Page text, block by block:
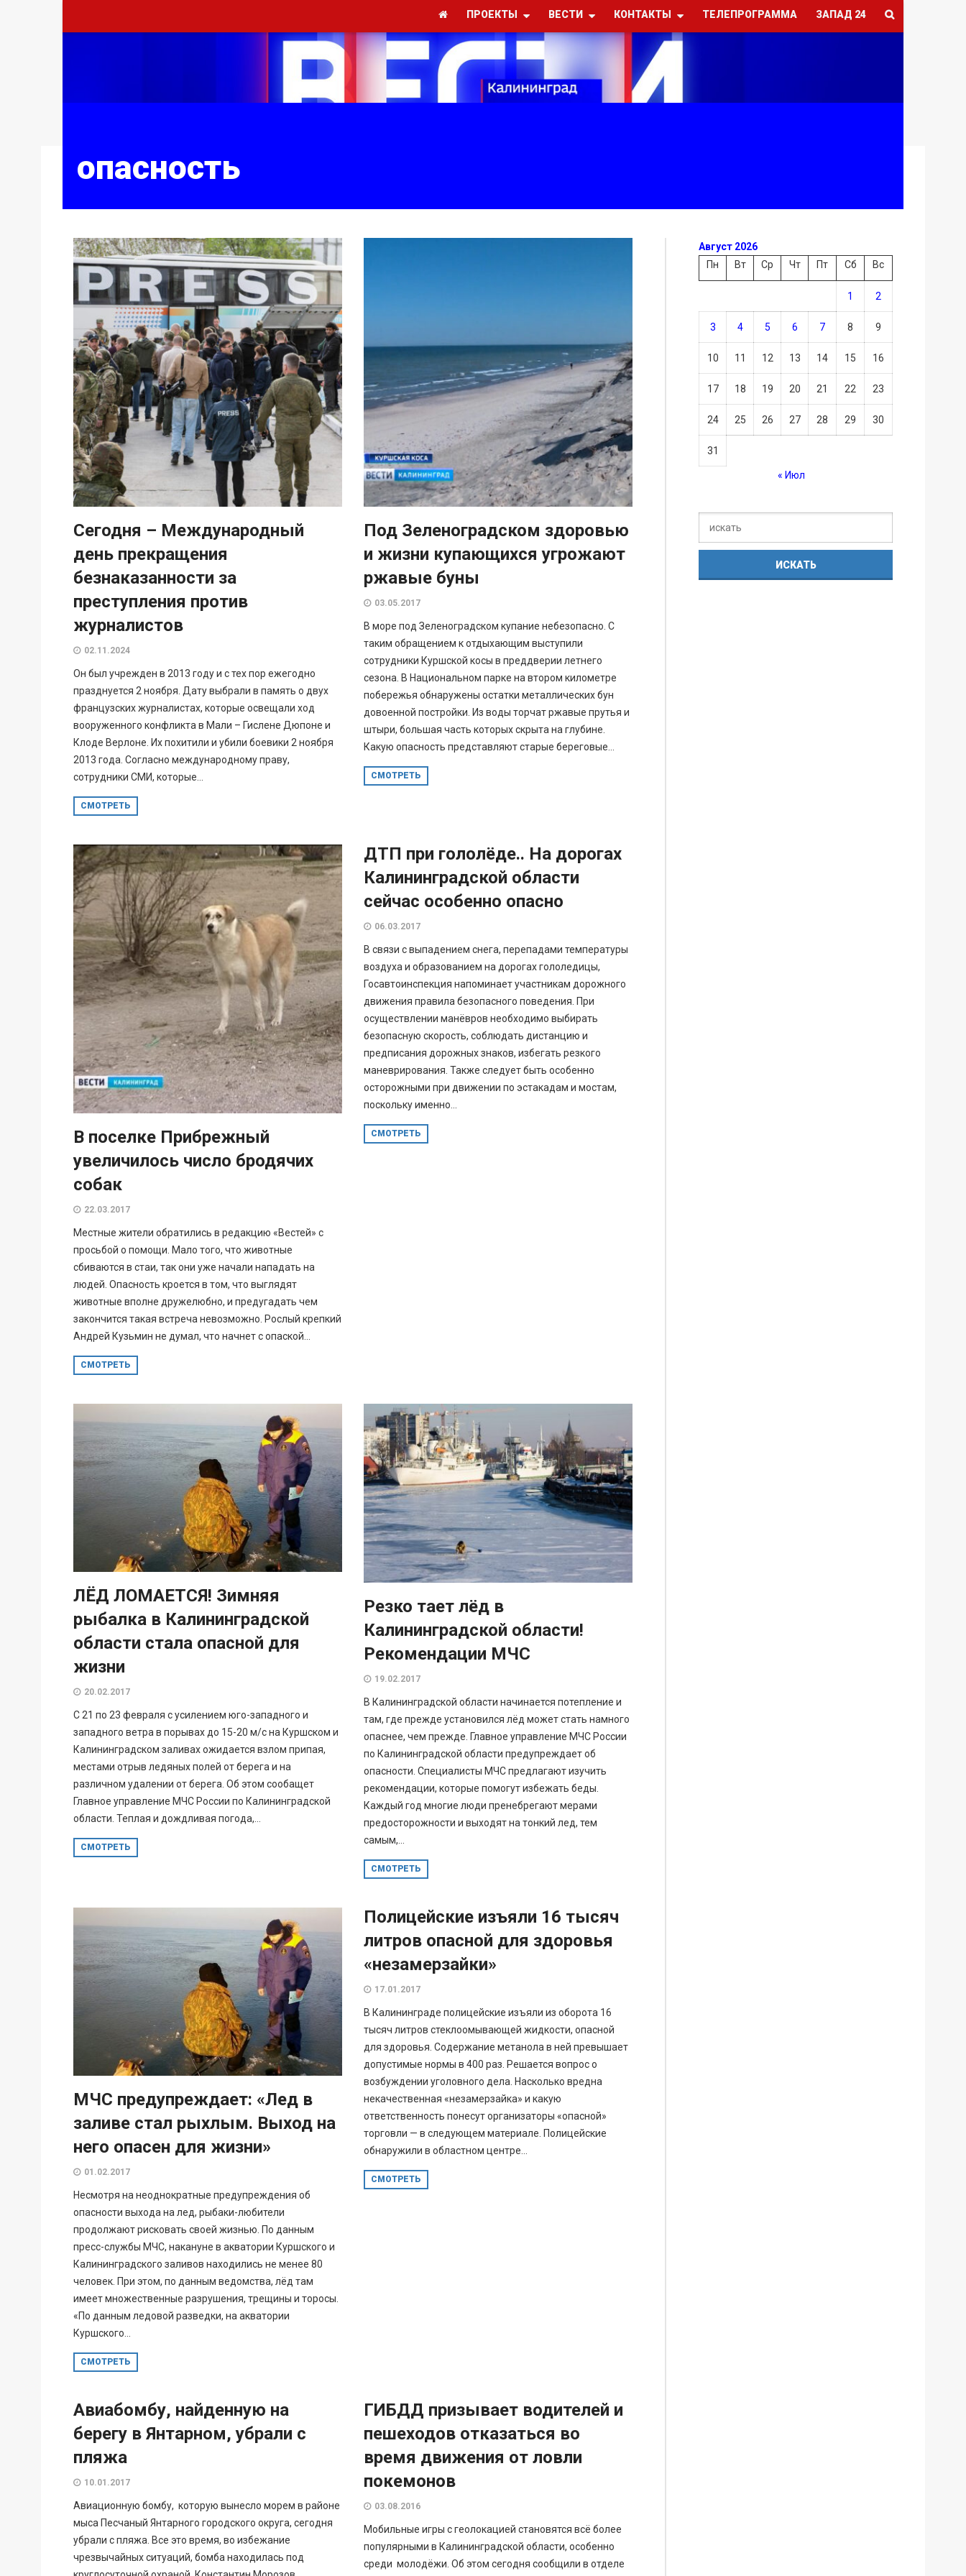
ПРОЕКТЫ ВЕСТИ КОНТАКТЫ ТЕЛЕПРОГРАММА ЗАПАД 24
опасность
Сегодня – Международный
день прекращения
безнаказанности за
преступления против
журналистов
02.11.2024
Он был учрежден в 2013 году и с тех пор ежегодно
празднуется 2 ноября. Дату выбрали в память о двух
французских журналистах, которые освещали ход
вооруженного конфликта в Мали – Гислене Дюпоне и
Клоде Верлоне. Их похитили и убили боевики 2 ноября
2013 года. Согласно международному праву,
сотрудники СМИ, которые...
СМОТРЕТЬ
Под Зеленоградском здоровью
и жизни купающихся угрожают
ржавые буны
03.05.2017
В море под Зеленоградском купание небезопасно. С
таким обращением к отдыхающим выступили
сотрудники Куршской косы в преддверии летнего
сезона. В Национальном парке на втором километре
побережья обнаружены остатки металлических бун
довоенной постройки. Из воды торчат ржавые прутья и
штыри, большая часть которых скрыта на глубине.
Какую опасность представляют старые береговые...
СМОТРЕТЬ
В поселке Прибрежный
увеличилось число бродячих
собак
22.03.2017
Местные жители обратились в редакцию «Вестей» с
просьбой о помощи. Мало того, что животные
сбиваются в стаи, так они уже начали нападать на
людей. Опасность кроется в том, что выглядят
животные вполне дружелюбно, и предугадать чем
закончится такая встреча невозможно. Рослый крепкий
Андрей Кузьмин не думал, что начнет с опаской...
СМОТРЕТЬ
ДТП при гололёде.. На дорогах
Калининградской области
сейчас особенно опасно
06.03.2017
В связи с выпадением снега, перепадами температуры
воздуха и образованием на дорогах гололедицы,
Госавтоинспекция напоминает участникам дорожного
движения правила безопасного поведения. При
осуществлении манёвров необходимо выбирать
безопасную скорость, соблюдать дистанцию и
предписания дорожных знаков, избегать резкого
маневрирования. Также следует быть особенно
осторожными при движении по эстакадам и мостам,
поскольку именно...
СМОТРЕТЬ
ЛЁД ЛОМАЕТСЯ! Зимняя
рыбалка в Калининградской
области стала опасной для
жизни
20.02.2017
С 21 по 23 февраля с усилением юго-западного и
западного ветра в порывах до 15-20 м/с на Куршском и
Калининградском заливах ожидается взлом припая,
местами отрыв ледяных полей от берега и на
различном удалении от берега. Об этом сообащет
Главное управление МЧС России по Калининградской
области. Теплая и дождливая погода,...
СМОТРЕТЬ
Резко тает лёд в
Калининградской области!
Рекомендации МЧС
19.02.2017
В Калининградской области начинается потепление и
там, где прежде установился лёд может стать намного
опаснее, чем прежде. Главное управление МЧС России
по Калининградской области предупреждает об
опасности. Специалисты МЧС предлагают изучить
рекомендации, которые помогут избежать беды.
Каждый год многие люди пренебрегают мерами
предосторожности и выходят на тонкий лед, тем
самым,...
СМОТРЕТЬ
МЧС предупреждает: «Лед в
заливе стал рыхлым. Выход на
него опасен для жизни»
01.02.2017
Несмотря на неоднократные предупреждения об
опасности выхода на лед, рыбаки-любители
продолжают рисковать своей жизнью. По данным
пресс-службы МЧС, накануне в акватории Куршского и
Калининградского заливов находились не менее 80
человек. При этом, по данным ведомства, лёд там
имеет множественные разрушения, трещины и торосы.
«По данным ледовой разведки, на акватории
Куршского...
СМОТРЕТЬ
Полицейские изъяли 16 тысяч
литров опасной для здоровья
«незамерзайки»
17.01.2017
В Калининграде полицейские изъяли из оборота 16
тысяч литров стеклоомывающей жидкости, опасной
для здоровья. Содержание метанола в ней превышает
допустимые нормы в 400 раз. Решается вопрос о
возбуждении уголовного дела. Насколько вредна
некачественная «незамерзайка» и какую
ответственность понесут организаторы «опасной»
торговли — в следующем материале. Полицейские
обнаружили в областном центре...
СМОТРЕТЬ
Авиабомбу, найденную на
берегу в Янтарном, убрали с
пляжа
10.01.2017
Авиационную бомбу, которую вынесло морем в районе
мыса Песчаный Янтарного городского округа, сегодня
убрали с пляжа. Все это время, во избежание
чрезвычайных ситуаций, бомба находилась под
ГИБДД призывает водителей и
пешеходов отказаться во
время движения от ловли
покемонов
03.08.2016
Мобильные игры с геолокацией становятся всё более
популярными в Калининградской области, особенно
среди молодёжи. Об этом сегодня сообщили в отделе
Август 2026
Пн
Вт Ср Чт Пт Сб Вс
1 2
3 4 5 6 7 8 9
10 11 12 13 14 15 16
17 18 19 20 21 22 23
24 25 26 27 28 29 30
31
« Июл